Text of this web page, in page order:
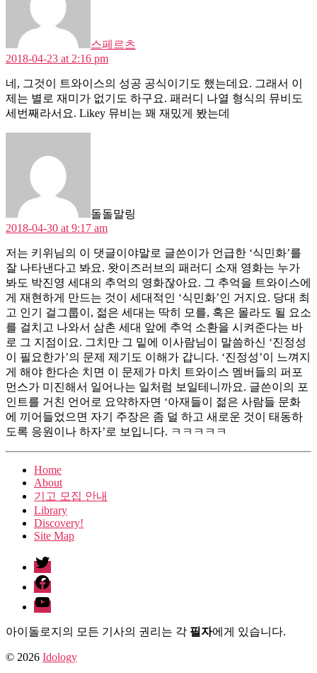
스페르츠
2018-04-23 at 2:16 pm
네, 그것이 트와이스의 성공 공식이기도 했는데요. 그래서 이
제는 별로 재미가 없기도 하구요. 패러디 나열 형식의 뮤비도
세번째라서요. Likey 뮤비는 꽤 재밌게 봤는데
돌돌말링
2018-04-30 at 9:17 am
저는 키위님의 이 댓글이야말로 글쓴이가 언급한 ‘식민화’를
잘 나타낸다고 봐요. 왓이즈러브의 패러디 소재 영화는 누가
봐도 박진영 세대의 추억의 영화잖아요. 그 추억을 트와이스에
게 재현하게 만드는 것이 세대적인 ‘식민화’인 거지요. 당대 최
고 인기 걸그룹이, 젊은 세대는 딱히 모를, 혹은 몰라도 될 요소
를 걸치고 나와서 삼촌 세대 앞에 추억 소환을 시켜준다는 바
로 그 지점이요. 그치만 그 밑에 이사람님이 말씀하신 ‘진정성
이 필요한가’의 문제 제기도 이해가 갑니다. ‘진정성’이 느껴지
게 해야 한다손 치면 이 문제가 마치 트와이스 멤버들의 퍼포
먼스가 미진해서 일어나는 일처럼 보일테니까요. 글쓴이의 포
인트를 거친 언어로 요약하자면 ‘아재들이 젊은 사람들 문화
에 끼어들었으면 자기 주장은 좀 덜 하고 새로운 것이 태동하
도록 응원이나 하자’로 보입니다. ㅋㅋㅋㅋㅋ
Home
About
기고 모집 안내
Library
Discovery!
Site Map
twitter
facebook
Youtube
아이돌로지의 모든 기사의 권리는 각 필자에게 있습니다.
© 2026 Idology